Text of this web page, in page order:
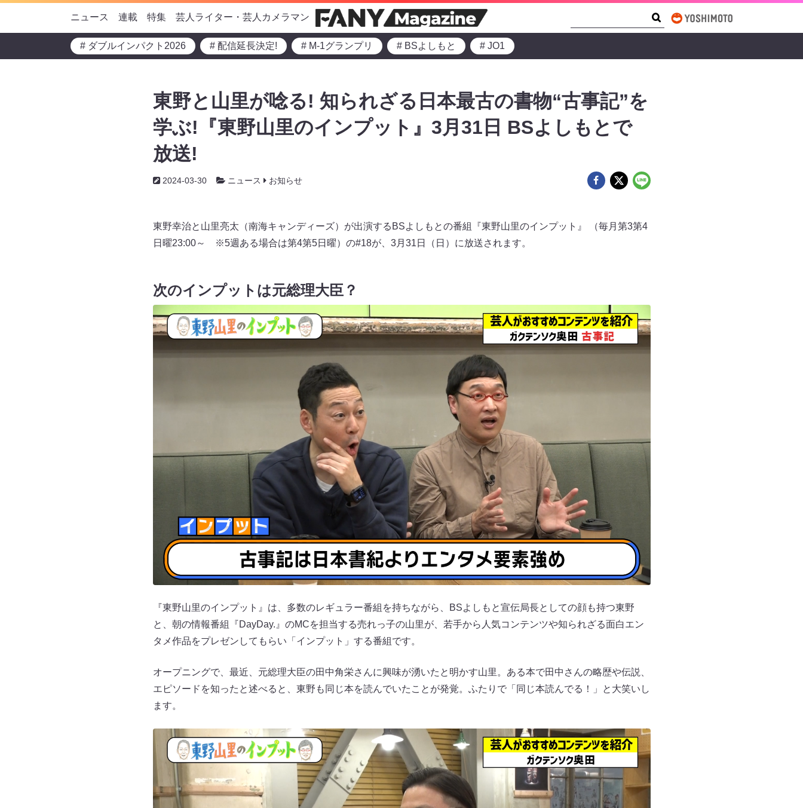
ニュース 連載 特集 芸人ライター・芸人カメラマン
# ダブルインパクト2026 # 配信延長決定! # M-1グランプリ # BSよしもと # JO1
東野と山里が唸る! 知られざる日本最古の書物“古事記”を
学ぶ!『東野山里のインプット』3月31日 BSよしもとで
放送!
2024-03-30 ニュース お知らせ
東野幸治と山里亮太（南海キャンディーズ）が出演するBSよしもとの番組『東野山里のインプット』 （毎月第3第4
日曜23:00～ ※5週ある場合は第4第5日曜）の#18が、3月31日（日）に放送されます。
次のインプットは元総理大臣？
『東野山里のインプット』は、多数のレギュラー番組を持ちながら、BSよしもと宣伝局長としての顔も持つ東野
と、朝の情報番組『DayDay.』のMCを担当する売れっ子の山里が、若手から人気コンテンツや知られざる面白エン
タメ作品をプレゼンしてもらい「インプット」する番組です。
オープニングで、最近、元総理大臣の田中角栄さんに興味が湧いたと明かす山里。ある本で田中さんの略歴や伝説、
エピソードを知ったと述べると、東野も同じ本を読んでいたことが発覚。ふたりで「同じ本読んでる！」と大笑いし
ます。